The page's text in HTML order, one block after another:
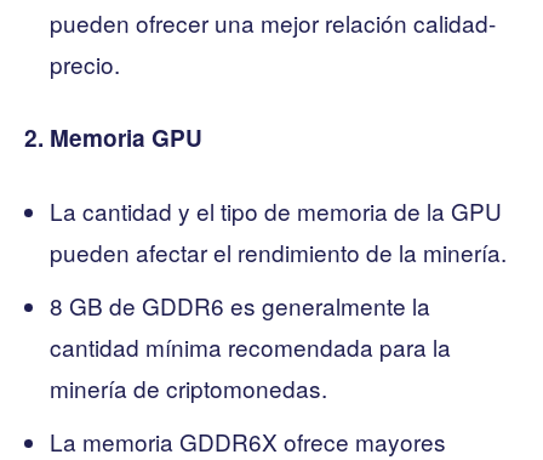
pueden ofrecer una mejor relación calidad-
precio.
2. Memoria GPU
La cantidad y el tipo de memoria de la GPU
pueden afectar el rendimiento de la minería.
8 GB de GDDR6 es generalmente la
cantidad mínima recomendada para la
minería de criptomonedas.
La memoria GDDR6X ofrece mayores